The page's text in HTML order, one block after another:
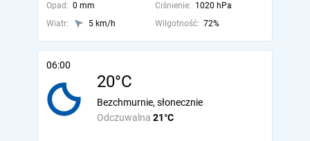
Opad: 0 mm Ciśnienie: 1020 hPa
Wiatr:
5 km/h Wilgotność: 72%
06:00
20°C
Odczuwalna 21°C
Bezchmurnie, słonecznie